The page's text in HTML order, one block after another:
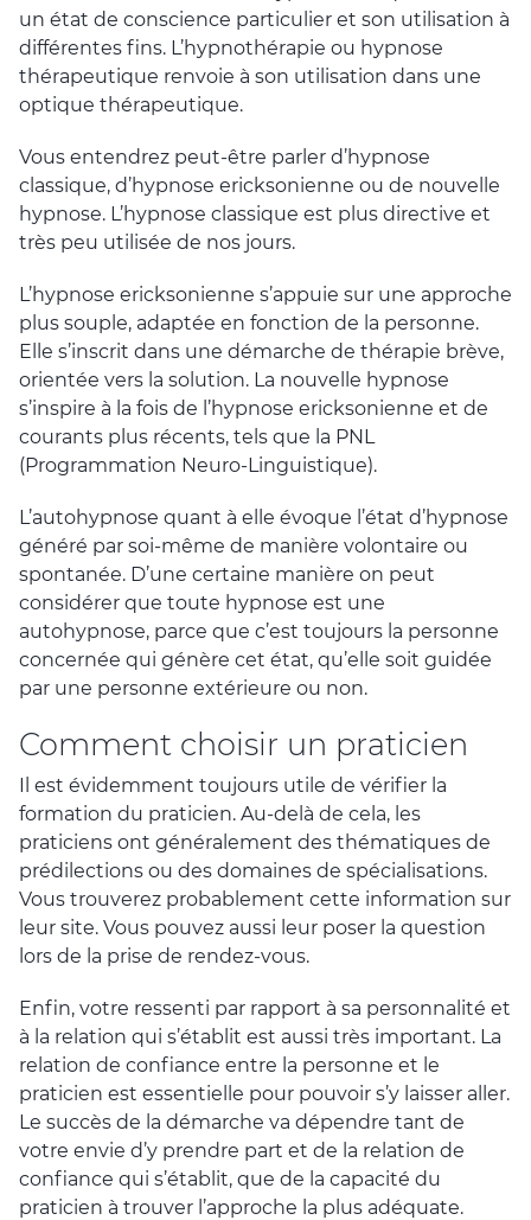
un état de conscience particulier et son utilisation à
différentes fins. L’hypnothérapie ou hypnose
thérapeutique renvoie à son utilisation dans une
optique thérapeutique.
Vous entendrez peut-être parler d’hypnose
classique, d’hypnose ericksonienne ou de nouvelle
hypnose. L’hypnose classique est plus directive et
très peu utilisée de nos jours.
L’hypnose ericksonienne s’appuie sur une approche
plus souple, adaptée en fonction de la personne.
Elle s’inscrit dans une démarche de thérapie brève,
orientée vers la solution. La nouvelle hypnose
s’inspire à la fois de l’hypnose ericksonienne et de
courants plus récents, tels que la PNL
(Programmation Neuro-Linguistique).
L’autohypnose quant à elle évoque l’état d’hypnose
généré par soi-même de manière volontaire ou
spontanée. D’une certaine manière on peut
considérer que toute hypnose est une
autohypnose, parce que c’est toujours la personne
concernée qui génère cet état, qu’elle soit guidée
par une personne extérieure ou non.
Comment choisir un praticien
Il est évidemment toujours utile de vérifier la
formation du praticien. Au-delà de cela, les
praticiens ont généralement des thématiques de
prédilections ou des domaines de spécialisations.
Vous trouverez probablement cette information sur
leur site. Vous pouvez aussi leur poser la question
lors de la prise de rendez-vous.
Enfin, votre ressenti par rapport à sa personnalité et
à la relation qui s’établit est aussi très important. La
relation de confiance entre la personne et le
praticien est essentielle pour pouvoir s’y laisser aller.
Le succès de la démarche va dépendre tant de
votre envie d’y prendre part et de la relation de
confiance qui s’établit, que de la capacité du
praticien à trouver l’approche la plus adéquate.